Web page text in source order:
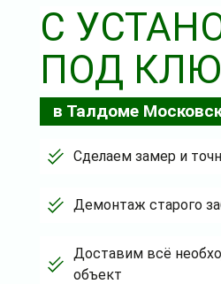
С
ПОД
в Талдоме
Сделаем замер и
Демонтаж старого
Доставим всё
объект